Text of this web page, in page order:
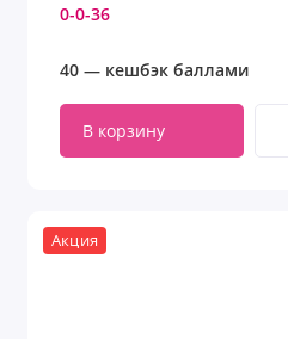
0-0-36
40 — кешбэк баллами
В корзину
Акция